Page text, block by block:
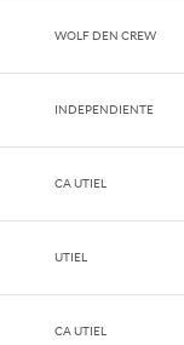
WOLF DEN CREW
INDEPENDIENTE
CA UTIEL
UTIEL
CA UTIEL